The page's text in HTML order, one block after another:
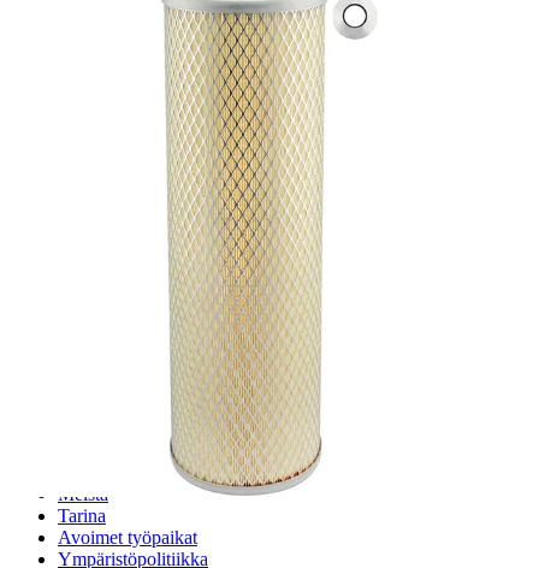
Suunnitteluratkaisut
Hydrauliikkaletkut
Kokoonpano ja räätälöinti
Digitaaliset tilauskanavat
Palveluvarastot
Ennakoiva kartoitus
Enerpac-huolto
Sylinterilaskuri
Sähköteholaskuri
Virtausnopeuslaskuri
Hammaspyöräpumpun tilavuuslaskuri
Hydrauliteholaskuri
Teollisuusletkuhaku
Magneettikelahaku
Meistä
Tarina
Avoimet työpaikat
Ympäristöpolitiikka